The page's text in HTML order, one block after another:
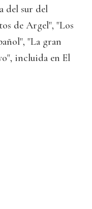
del sur del
de Argel", "Los
"La gran
incluida en El